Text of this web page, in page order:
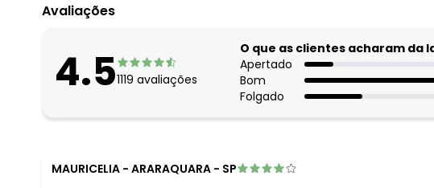
Avaliações
4.51119 avaliações
O que as clientes acharam da
Apertado
Bom
Folgado
MAURICELIA - ARARAQUARA - SP